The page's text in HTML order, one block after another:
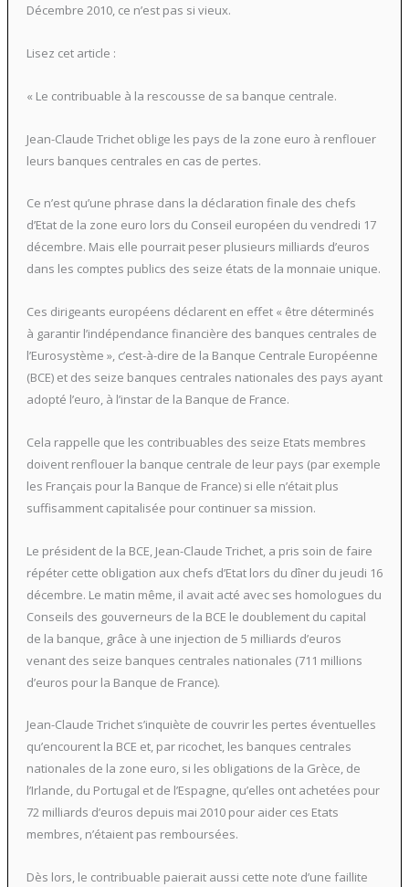
Décembre 2010, ce n’est pas si vieux.
Lisez cet article :
« Le contribuable à la rescousse de sa banque centrale.
Jean-Claude Trichet oblige les pays de la zone euro à renflouer
leurs banques centrales en cas de pertes.
Ce n’est qu’une phrase dans la déclaration finale des chefs
d’Etat de la zone euro lors du Conseil européen du vendredi 17
décembre. Mais elle pourrait peser plusieurs milliards d’euros
dans les comptes publics des seize états de la monnaie unique.
Ces dirigeants européens déclarent en effet « être déterminés
à garantir l’indépendance financière des banques centrales de
l’Eurosystème », c’est-à-dire de la Banque Centrale Européenne
(BCE) et des seize banques centrales nationales des pays ayant
adopté l’euro, à l’instar de la Banque de France.
Cela rappelle que les contribuables des seize Etats membres
doivent renflouer la banque centrale de leur pays (par exemple
les Français pour la Banque de France) si elle n’était plus
suffisamment capitalisée pour continuer sa mission.
Le président de la BCE, Jean-Claude Trichet, a pris soin de faire
répéter cette obligation aux chefs d’Etat lors du dîner du jeudi 16
décembre. Le matin même, il avait acté avec ses homologues du
Conseils des gouverneurs de la BCE le doublement du capital
de la banque, grâce à une injection de 5 milliards d’euros
venant des seize banques centrales nationales (711 millions
d’euros pour la Banque de France).
Jean-Claude Trichet s’inquiète de couvrir les pertes éventuelles
qu’encourent la BCE et, par ricochet, les banques centrales
nationales de la zone euro, si les obligations de la Grèce, de
l’Irlande, du Portugal et de l’Espagne, qu’elles ont achetées pour
72 milliards d’euros depuis mai 2010 pour aider ces Etats
membres, n’étaient pas remboursées.
Dès lors, le contribuable paierait aussi cette note d’une faillite